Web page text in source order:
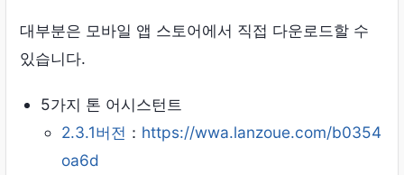
대부분은 모바일 앱 스토어에서 직접 다운로드할 수
있습니다.
5가지 톤 어시스턴트
2.3.1버전 ： https://wwa.lanzoue.com/b0354
oa6d